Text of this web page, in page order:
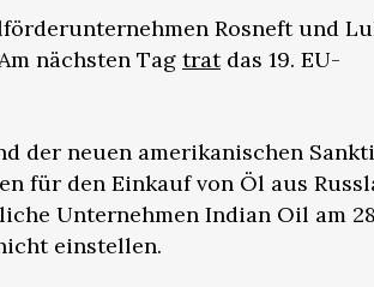
Rosneft und
nächsten Tag tratdas 19. EU-
der neuen amerikanischen
für den Einkauf von Öl aus
Unternehmen Indian Oil am
einstellen.